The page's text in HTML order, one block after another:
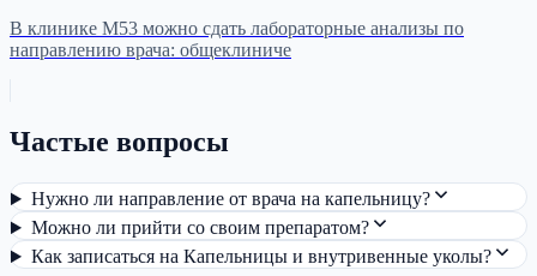
В клинике М53 можно сдать лабораторные анализы по
направлению врача: общеклиниче
Частые вопросы
Нужно ли направление от врача на капельницу?
Можно ли прийти со своим препаратом?
Как записаться на Капельницы и внутривенные уколы?